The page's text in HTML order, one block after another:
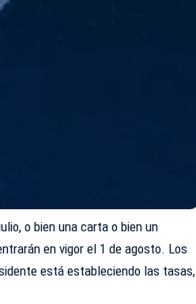
o bien una carta o bien un
en vigor el 1 de agosto. Los
está estableciendo las tasas,